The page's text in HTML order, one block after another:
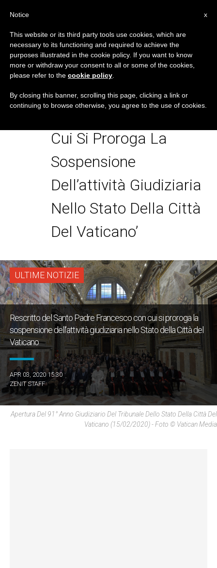
TAG
Posts Tagged
‘Rescritto Del Santo
Padre Francesco Con
Cui Si Proroga La
Sospensione
Dell’attività Giudiziaria
Nello Stato Della Città
Del Vaticano’
ULTIME NOTIZIE
Rescritto del Santo Padre Francesco con cui si proroga la
sospensione dell’attività giudiziaria nello Stato della Città del
Vaticano
APR 03, 2020 15:30
ZENIT STAFF
Apertura Del 91° Anno Giudiziario Del Tribunale Dello Stato Della Città Del
Vaticano (15/02/2020) - Foto © Vatican Media
x
Notice
This website or its third party tools use cookies, which are
necessary to its functioning and required to achieve the
purposes illustrated in the cookie policy. If you want to know
more or withdraw your consent to all or some of the cookies,
please refer to the cookie policy
By closing this banner, scrolling this page, clicking a link or
continuing to browse otherwise, you agree to the use of cookies.